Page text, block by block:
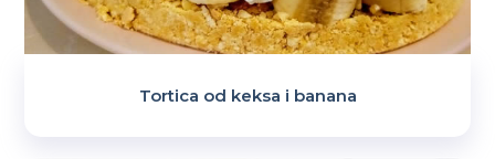
Tortica od keksa i banana